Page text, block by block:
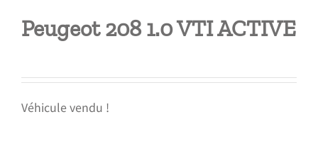
Peugeot 208 1.0 VTI ACTIVE
Véhicule vendu !